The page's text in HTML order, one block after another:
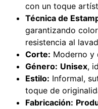
con un toque
Técnica de
garantizando
resistencia al
Corte: Moderno y
Género: Unisex,
Estilo: Informal,
toque de
Fabricación: